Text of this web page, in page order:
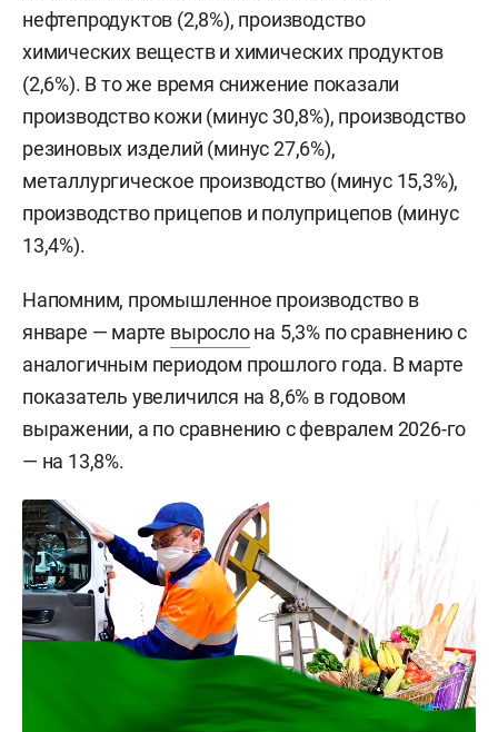
нефтепродуктов (2,8%), производство
химических веществ и химических продуктов
(2,6%). В то же время снижение показали
производство кожи (минус 30,8%), производство
резиновых изделий (минус 27,6%),
металлургическое производство (минус 15,3%),
производство прицепов и полуприцепов (минус
13,4%).
Напомним, промышленное производство в
январе — марте вырослона 5,3% по сравнению с
аналогичным периодом прошлого года. В марте
показатель увеличился на 8,6% в годовом
выражении, а по сравнению с февралем 2026-го
— на 13,8%.